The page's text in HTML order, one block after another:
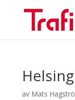
av Mats